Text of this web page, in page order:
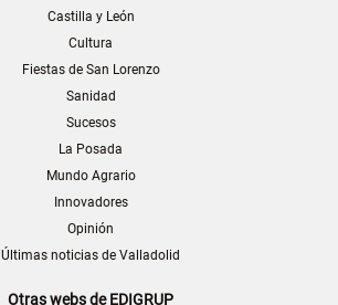
Castilla y León
Cultura
Fiestas de San Lorenzo
Sanidad
Sucesos
La Posada
Mundo Agrario
Innovadores
Opinión
Últimas noticias de Valladolid
Otras webs de EDIGRUP